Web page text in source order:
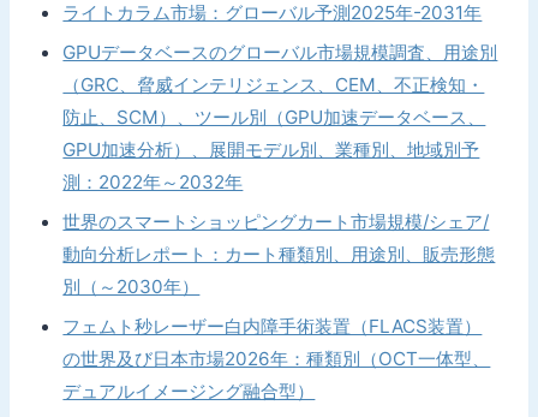
ライトカラム市場：グローバル予測2025年-2031年
GPUデータベースのグローバル市場規模調査、用途別
（GRC、脅威インテリジェンス、CEM、不正検知・
防止、SCM）、ツール別（GPU加速データベース、
GPU加速分析）、展開モデル別、業種別、地域別予
測：2022年～2032年
世界のスマートショッピングカート市場規模/シェア/
動向分析レポート：カート種類別、用途別、販売形態
別（～2030年）
フェムト秒レーザー白内障手術装置（FLACS装置）
の世界及び日本市場2026年：種類別（OCT一体型、
デュアルイメージング融合型）